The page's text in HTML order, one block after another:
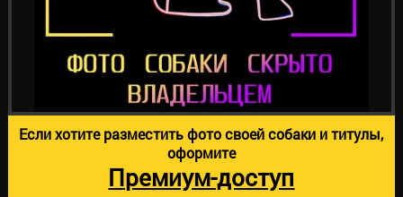
Если хотите разместить фото своей собаки и титулы,
оформите
Премиум-доступ